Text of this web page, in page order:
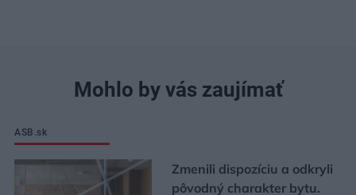
Mohlo by vás zaujímať
ASB.sk
Zmenili dispozíciu a odkryli
pôvodný charakter bytu.